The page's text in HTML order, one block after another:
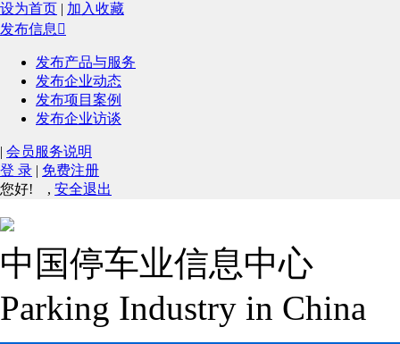
设为首页 | 加入收藏
发布信息 
发布产品与服务
发布企业动态
发布项目案例
发布企业访谈
| 会员服务说明
登 录 | 免费注册
您好!
, 安全退出
中国停车业信息中心
Parking Industry in China